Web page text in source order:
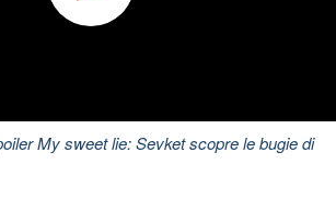
My sweet lie: Sevket scopre le bugie di